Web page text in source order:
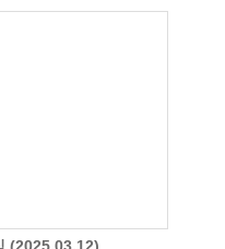
(2025.03.12)